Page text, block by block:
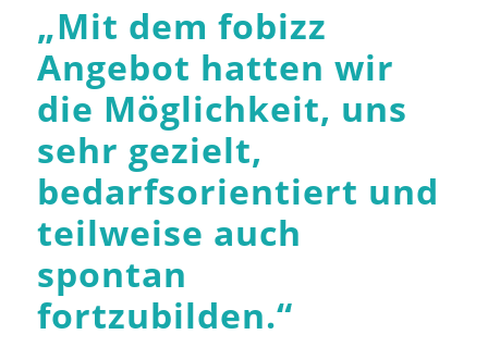
„Mit dem fobizz
Angebot hatten wir
die Möglichkeit, uns
sehr gezielt,
bedarfsorientiert und
teilweise auch
spontan
fortzubilden.“